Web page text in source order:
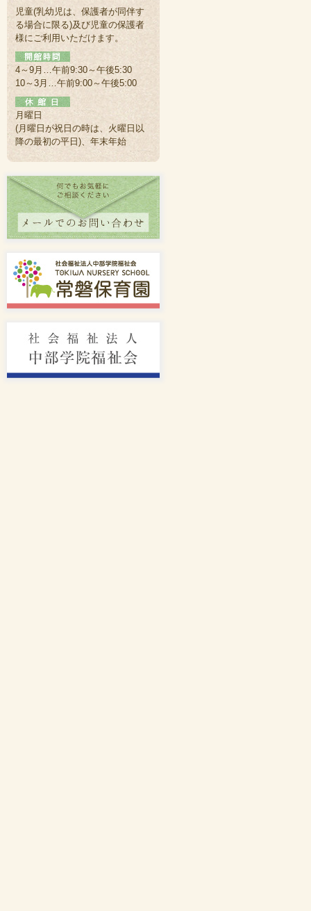
児童(乳幼児は、保護者が同伴す
る場合に限る)及び児童の保護者
様にご利用いただけます。
4～9月…午前9:30～午後5:30
10～3月…午前9:00～午後5:00
月曜日
(月曜日が祝日の時は、火曜日以
降の最初の平日)、年末年始